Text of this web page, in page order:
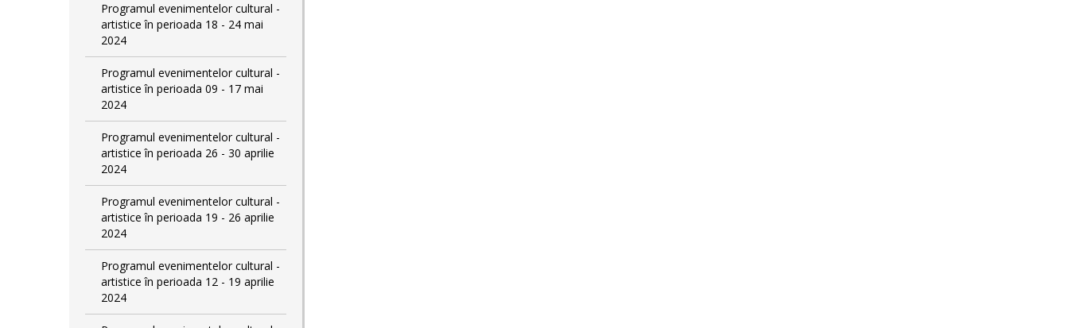
Programul evenimentelor cultural -
artistice în perioada 18 - 24 mai
2024
Programul evenimentelor cultural -
artistice în perioada 09 - 17 mai
2024
Programul evenimentelor cultural -
artistice în perioada 26 - 30 aprilie
2024
Programul evenimentelor cultural -
artistice în perioada 19 - 26 aprilie
2024
Programul evenimentelor cultural -
artistice în perioada 12 - 19 aprilie
2024